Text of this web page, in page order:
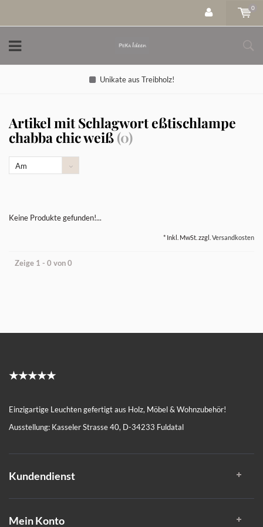
0
Unikate aus Treibholz!
Artikel mit Schlagwort eßtischlampe
chabba chic weiß(0)
Am
Keine Produkte gefunden!...
* Inkl. MwSt. zzgl. Versandkosten
Zeige 1 - 0 von 0
★★★★★
Einzigartige Leuchten gefertigt aus Holz, Möbel & Wohnzubehör!
Ausstellung: Kasseler Strasse 40, D-34233 Fuldatal
Kundendienst
Mein Konto